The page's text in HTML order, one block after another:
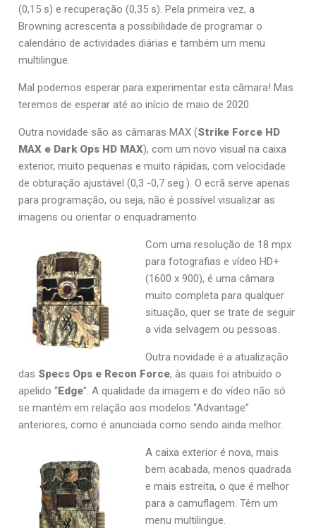
(0,15 s) e recuperação (0,35 s). Pela primeira vez, a
Browning acrescenta a possibilidade de programar o
calendário de actividades diárias e também um menu
multilingue.
Mal podemos esperar para experimentar esta câmara! Mas
teremos de esperar até ao início de maio de 2020.
Outra novidade são as câmaras MAX (Strike Force HD
MAX e Dark Ops HD MAX), com um novo visual na caixa
exterior, muito pequenas e muito rápidas, com velocidade
de obturação ajustável (0,3 -0,7 seg.). O ecrã serve apenas
para programação, ou seja, não é possível visualizar as
imagens ou orientar o enquadramento.
Com uma resolução de 18 mpx
para fotografias e vídeo HD+
(1600 x 900), é uma câmara
muito completa para qualquer
situação, quer se trate de seguir
a vida selvagem ou pessoas.
Outra novidade é a atualização
das Specs Ops e Recon Force, às quais foi atribuído o
apelido “Edge”. A qualidade da imagem e do vídeo não só
se mantém em relação aos modelos “Advantage”
anteriores, como é anunciada como sendo ainda melhor.
A caixa exterior é nova, mais
bem acabada, menos quadrada
e mais estreita, o que é melhor
para a camuflagem. Têm um
menu multilingue.